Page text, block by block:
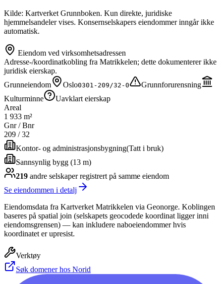
Kilde: Kartverket Grunnboken. Kun direkte, juridiske
hjemmelsandeler vises. Konsernselskapers eiendommer inngår ikke
automatisk.
Eiendom ved virksomhetsadressen
Adresse-/koordinatkobling fra Matrikkelen; dette dokumenterer ikke
juridisk eierskap.
Grunneiendom
Oslo0301-209/32-0
Grunnforurensning
Kulturminne
Uavklart eierskap
Areal
1 933 m²
Gnr / Bnr
209 /32
Kontor- og administrasjonsbygning(Tatt i bruk)
Sannsynlig bygg (13 m)
219 andre selskaperregistrert på samme eiendom
Se eiendommen i detalj
Eiendomsdata fra Kartverket Matrikkelen via Geonorge. Koblingen
baseres på spatial join (selskapets geocodede koordinat ligger inni
eiendomsgrensen) — kan inkludere naboeiendommer hvis
koordinatet er upresist.
Verktøy
Søk domener hos Norid